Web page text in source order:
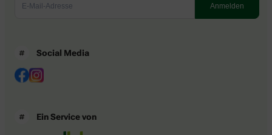
Social Media
Ein Service von